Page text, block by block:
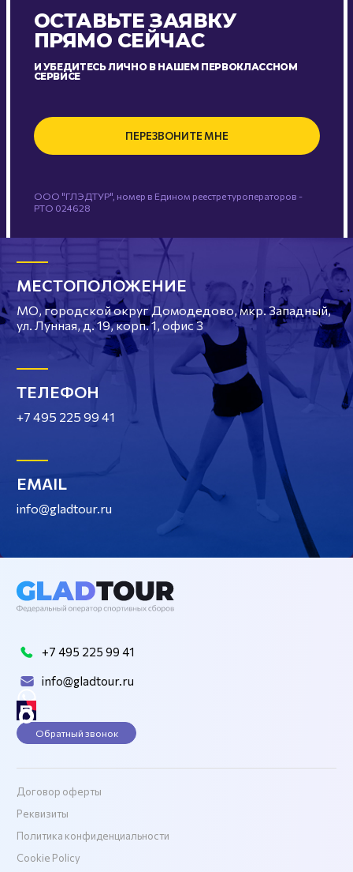
ОСТАВЬТЕ ЗАЯВКУ
ПРЯМО СЕЙЧАС
И УБЕДИТЕСЬ ЛИЧНО В НАШЕМ ПЕРВОКЛАССНОМ
СЕРВИСЕ
ПЕРЕЗВОНИТЕ МНЕ
ООО "ГЛЭДТУР", номер в Едином реестре туроператоров -
РТО 024628
МЕСТОПОЛОЖЕНИЕ
МО, городской округ Домодедово, мкр. Западный,
ул. Лунная, д. 19, корп. 1, офис 3
ТЕЛЕФОН
+7 495 225 99 41
EMAIL
info@gladtour.ru
+7 495 225 99 41
info@gladtour.ru
Обратный звонок
Договор оферты
Реквизиты
Политика конфиденциальности
Cookie Policy